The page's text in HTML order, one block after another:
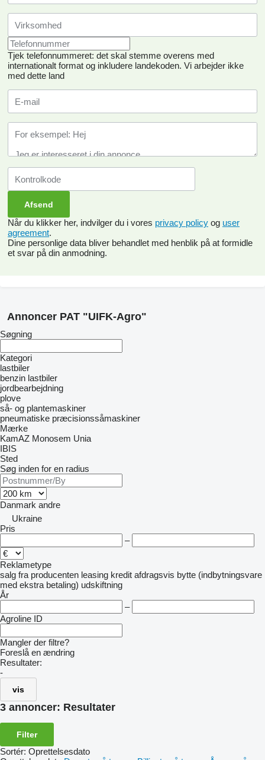
Tjek telefonnummeret: det skal stemme overens med
internationalt format og inkludere landekoden. Vi arbejder ikke
med dette land
Når du klikker her, indvilger du i vores privacy policy og user
agreement.
Dine personlige data bliver behandlet med henblik på at formidle
et svar på din anmodning.
Annoncer PAT "UIFK-Agro"
Søgning
Kategori
lastbiler
benzin lastbiler
jordbearbejdning
plove
så- og plantemaskiner
pneumatiske præcisionssåmaskiner
Mærke
KamAZ Monosem Unia
IBIS
Sted
Søg inden for en radius
Danmark andre
Ukraine
Pris
–
Reklametype
salg fra producenten leasing kredit afdragsvis bytte (indbytningsvare
med ekstra betaling) udskiftning
År
–
Agroline ID
Mangler der filtre?
Foreslå en ændring
Resultater:
-
vis
3 annoncer: Resultater
Filter
Sortér: Oprettelsesdato